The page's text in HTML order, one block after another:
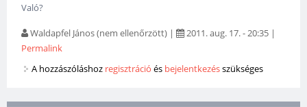
Való?
Waldapfel János (nem ellenőrzött) | 2011. aug. 17. - 20:35 |
Permalink
A hozzászóláshoz regisztráció és bejelentkezésszükséges